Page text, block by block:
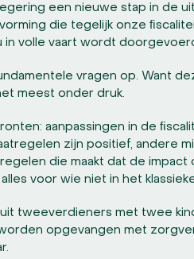
een nieuwe stap in de
die tegelijk onze
in volle vaart wordt
vragen op. Want
meest onder druk.
aanpassingen in de
zijn positief, andere
die maakt dat de
voor wie niet in het
tweeverdieners met twee
opgevangen met